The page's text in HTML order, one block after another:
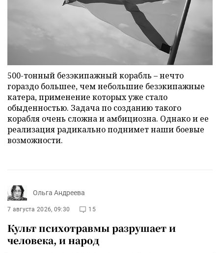
500-тонный безэкипажный корабль – нечто
гораздо большее, чем небольшие безэкипажные
катера, применение которых уже стало
обыденностью. Задача по созданию такого
корабля очень сложна и амбициозна. Однако и ее
реализация радикально поднимет наши боевые
возможности.
Ольга Андреева
7 августа 2026, 09:30 15
Культ психотравмы разрушает и
человека, и народ